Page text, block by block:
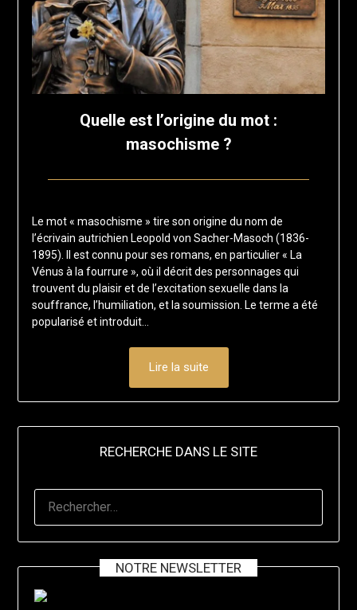
Quelle est l’origine du mot :
masochisme ?
1
août
2024
Le mot « masochisme » tire son origine du nom de
l’écrivain autrichien Leopold von Sacher-Masoch (1836-
1895). Il est connu pour ses romans, en particulier « La
Vénus à la fourrure », où il décrit des personnages qui
trouvent du plaisir et de l’excitation sexuelle dans la
souffrance, l’humiliation, et la soumission. Le terme a été
popularisé et introduit…
Lire la suite
RECHERCHE DANS LE SITE
NOTRE NEWSLETTER